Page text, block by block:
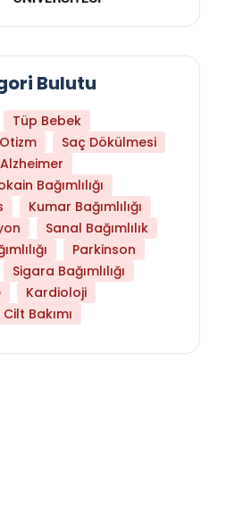
Bulutu
Tüp Bebek
Otizm
Saç Dökülmesi
Alzheimer
Bağımlılığı
Kumar Bağımlılığı
Sanal Bağımlılık
Parkinson
Sigara Bağımlılığı
Kardioloji
Cilt Bakımı